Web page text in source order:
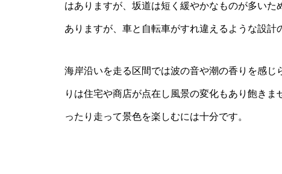
はありますが、坂道は短く緩やかなものが多い
ありますが、車と自転車がすれ違えるような設計
海岸沿いを走る区間では波の音や潮の香りを感
りは住宅や商店が点在し風景の変化もあり飽き
ったり走って景色を楽しむには十分です。